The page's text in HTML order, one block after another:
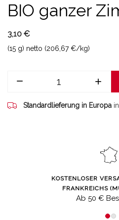
BIO ganzer
3,10 €
(15 g) netto (206,67 €/kg)
Standardlieferung in Europa
KOSTENLOSER
FRANKREICHS
Ab 50 €